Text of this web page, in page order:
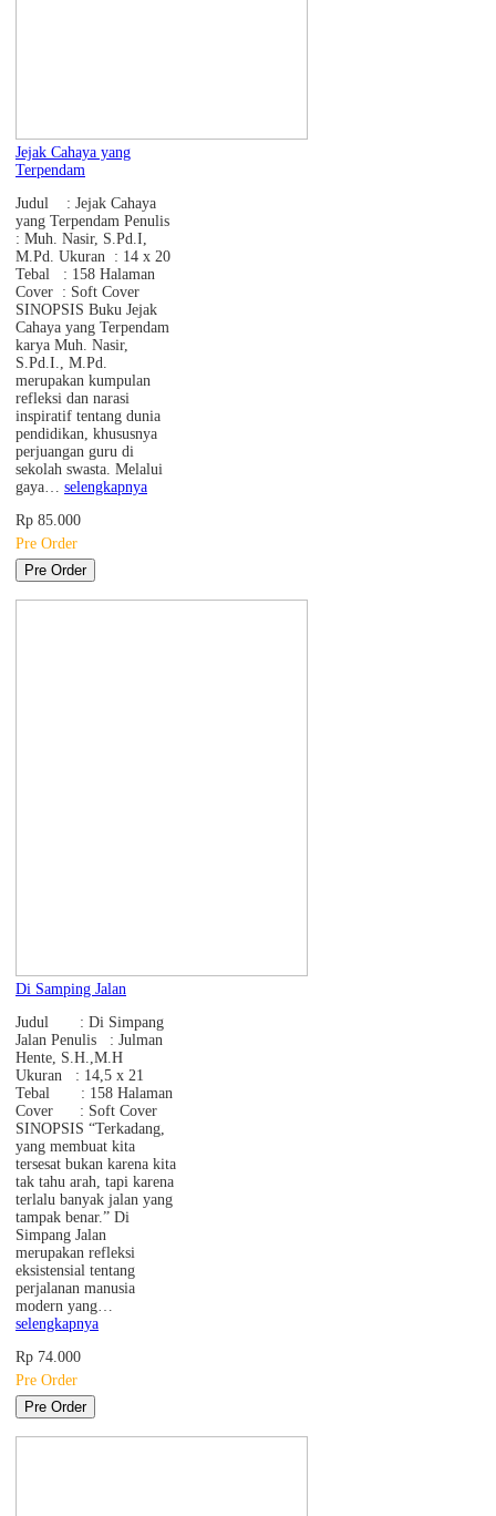
Jejak Cahaya yang
Terpendam
Judul : Jejak Cahaya
yang Terpendam Penulis
: Muh. Nasir, S.Pd.I,
M.Pd. Ukuran : 14 x 20
Tebal : 158 Halaman
Cover : Soft Cover
SINOPSIS Buku Jejak
Cahaya yang Terpendam
karya Muh. Nasir,
S.Pd.I., M.Pd.
merupakan kumpulan
refleksi dan narasi
inspiratif tentang dunia
pendidikan, khususnya
perjuangan guru di
sekolah swasta. Melalui
gaya… selengkapnya
Rp 85.000
Pre Order
Pre Order
Di Samping Jalan
Judul : Di Simpang
Jalan Penulis : Julman
Hente, S.H.,M.H
Ukuran : 14,5 x 21
Tebal : 158 Halaman
Cover : Soft Cover
SINOPSIS “Terkadang,
yang membuat kita
tersesat bukan karena kita
tak tahu arah, tapi karena
terlalu banyak jalan yang
tampak benar.” Di
Simpang Jalan
merupakan refleksi
eksistensial tentang
perjalanan manusia
modern yang…
selengkapnya
Rp 74.000
Pre Order
Pre Order